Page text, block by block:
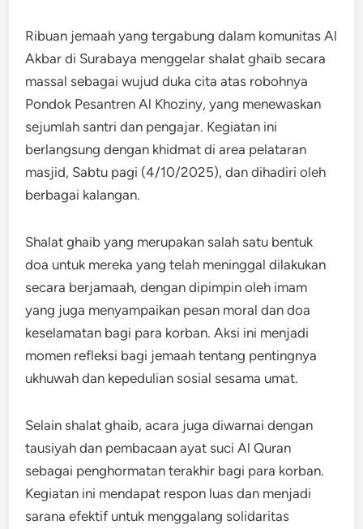
Ribuan jemaah yang tergabung dalam komunitas Al
Akbar di Surabaya menggelar shalat ghaib secara
massal sebagai wujud duka cita atas robohnya
Pondok Pesantren Al Khoziny, yang menewaskan
sejumlah santri dan pengajar. Kegiatan ini
berlangsung dengan khidmat di area pelataran
masjid, Sabtu pagi (4/10/2025), dan dihadiri oleh
berbagai kalangan.
Shalat ghaib yang merupakan salah satu bentuk
doa untuk mereka yang telah meninggal dilakukan
secara berjamaah, dengan dipimpin oleh imam
yang juga menyampaikan pesan moral dan doa
keselamatan bagi para korban. Aksi ini menjadi
momen refleksi bagi jemaah tentang pentingnya
ukhuwah dan kepedulian sosial sesama umat.
Selain shalat ghaib, acara juga diwarnai dengan
tausiyah dan pembacaan ayat suci Al Quran
sebagai penghormatan terakhir bagi para korban.
Kegiatan ini mendapat respon luas dan menjadi
sarana efektif untuk menggalang solidaritas